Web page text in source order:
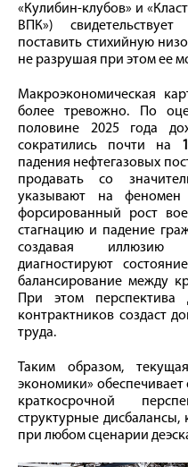
«Кулибин-клубов» и
ВПК»)
поставить стихийную
не разрушая при этом ее
Макроэкономическая
более тревожно. По
половине 2025 года
сократились почти на
падения нефтегазовых
продавать со
указывают на
форсированный рост
стагнацию и падение
создавая иллюзию
диагностируют
балансирование между
При этом перспектива
контрактников создаст
труда.
Таким образом,
экономики» обеспечивает
краткосрочной
структурные
при любом сценарии